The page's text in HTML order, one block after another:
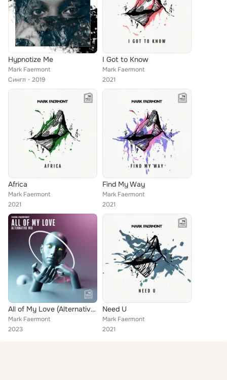
Hypnotize Me
Mark Faermont
Сингл
2019
I Got to Know
Mark Faermont
2021
Africa
Mark Faermont
2021
Find My Way
Mark Faermont
2021
All of My Love (Alternative Mixes)
Mark Faermont
2023
Need U
Mark Faermont
2021